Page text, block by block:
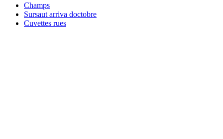
Champs
Sursaut arriva doctobre
Cuvettes rues